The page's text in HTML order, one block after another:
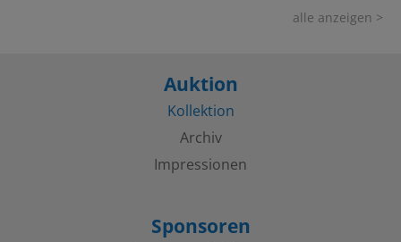
alle anzeigen >
Auktion
Kollektion
Archiv
Impressionen
Sponsoren